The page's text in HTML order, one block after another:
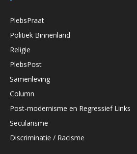
PlebsPraat
Politiek Binnenland
Religie
PlebsPost
Samenleving
Column
Post-modernisme en Regressief Links
Secularisme
Discriminatie / Racisme